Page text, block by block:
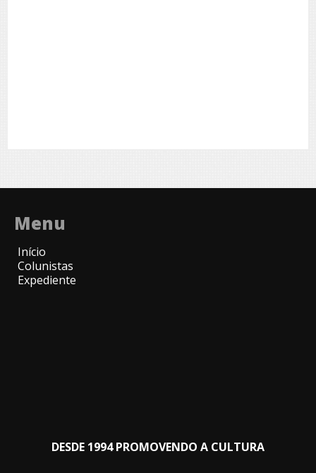
Menu
Início
Colunistas
Expediente
DESDE 1994 PROMOVENDO A CULTURA